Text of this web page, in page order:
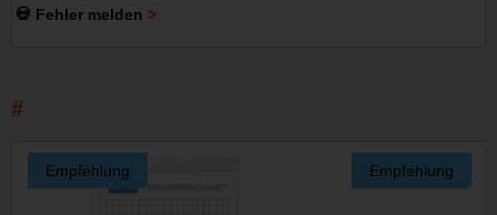
💀 Fehler melden
Empfehlung Empfehlung